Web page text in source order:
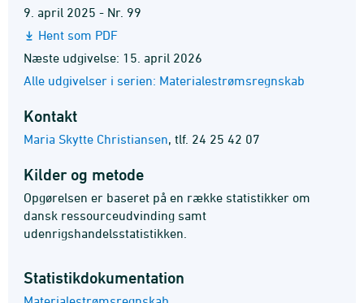
9. april 2025 - Nr. 99
Hent som PDF
Næste udgivelse: 15. april 2026
Alle udgivelser i serien: Materialestrømsregnskab
Kontakt
Maria Skytte Christiansen, tlf. 24 25 42 07
Kilder og metode
Opgørelsen er baseret på en række statistikker om
dansk ressourceudvinding samt
udenrigshandelsstatistikken.
Statistik­dokumentation